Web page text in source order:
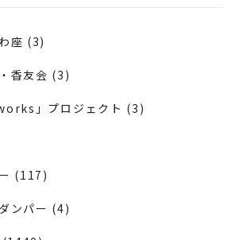
座 (3)
香友会 (3)
」プロジェクト (3)
(117)
ンパー (4)